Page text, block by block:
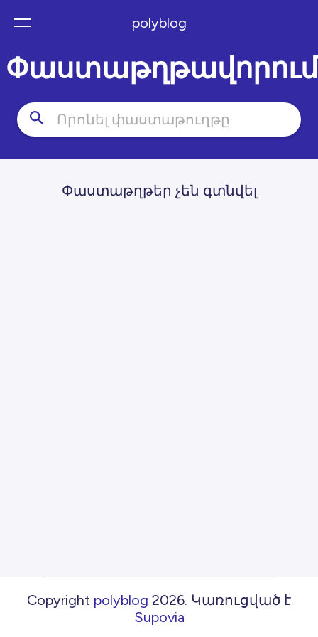
polyblog
Փաստաթղթավորում
Փաստաթղթեր չեն գտնվել
Copyright polyblog 2026. Կառուցված է
Supovia